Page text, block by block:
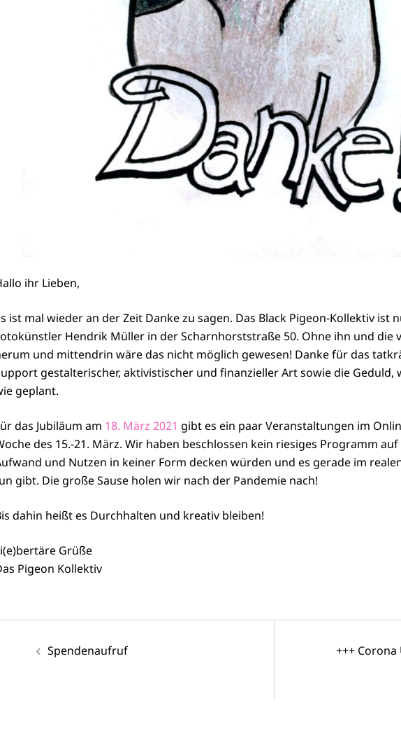
ihr Lieben,
ist mal wieder an der Zeit Danke zu sagen. Das Black Pigeon-Kollektiv ist
Hendrik Müller in der Scharnhorststraße 50. Ohne ihn und die
und mittendrin wäre das nicht möglich gewesen! Danke für das
gestalterischer, aktivistischer und finanzieller Art sowie die Geduld,
geplant.
das Jubiläum am 18. März 2021 gibt es ein paar Veranstaltungen im
des 15.-21. März. Wir haben beschlossen kein riesiges Programm
und Nutzen in keiner Form decken würden und es gerade im
gibt. Die große Sause holen wir nach der Pandemie nach!
dahin heißt es Durchhalten und kreativ bleiben!
Grüße
Pigeon Kollektiv
Beitragsnavigation
Spendenaufruf
+++ Corona